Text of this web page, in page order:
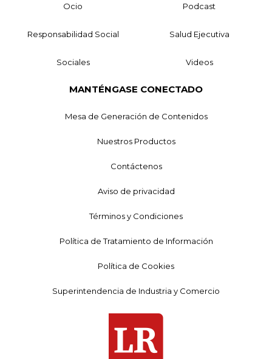
Ocio Podcast
Responsabilidad Social Salud Ejecutiva
Sociales Videos
MANTÉNGASE CONECTADO
Mesa de Generación de Contenidos
Nuestros Productos
Contáctenos
Aviso de privacidad
Términos y Condiciones
Política de Tratamiento de Información
Política de Cookies
Superintendencia de Industria y Comercio